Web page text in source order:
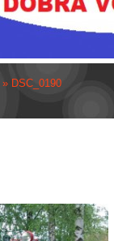
» DSC_0190